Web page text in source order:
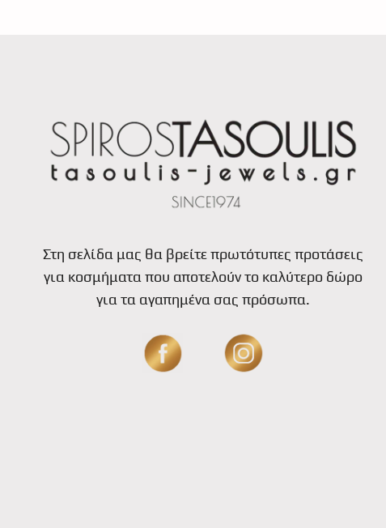
Στη σελίδα μας θα βρείτε πρωτότυπες προτάσεις
για κοσμήματα που αποτελούν το καλύτερο δώρο
για τα αγαπημένα σας πρόσωπα.